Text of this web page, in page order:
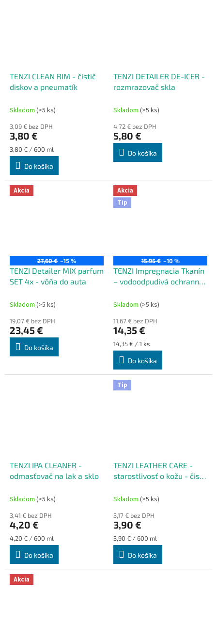
TENZI CLEAN RIM - čistič
diskov a pneumatík
Skladom (>5 ks)
3,09 € bez DPH
3,80 €
Jednotková
cena:
3,80 € / 600 ml
Do košíka
TENZI DETAILER DE-ICER -
rozmrazovač skla
Skladom (>5 ks)
4,72 € bez DPH
5,80 €
Do košíka
Akcia
27,60 € –15 %
TENZI Detailer MIX parfum
SET 4x - vôňa do auta
Skladom (>5 ks)
19,07 € bez DPH
23,45 €
Do košíka
Akcia
Tip
15,95 € –10 %
TENZI Impregnacia Tkanín
– vodoodpudivá ochranná
Skladom (>5 ks)
11,67 € bez DPH
14,35 €
Jednotková
cena:
14,35 € / 1 ks
Do košíka
TENZI IPA CLEANER -
odmasťovač na lak a sklo
Skladom (>5 ks)
3,41 € bez DPH
4,20 €
Jednotková
cena:
4,20 € / 600 ml
Do košíka
Tip
TENZI LEATHER CARE -
starostlivosť o kožu - čistí
čalúnenie
Skladom (>5 ks)
3,17 € bez DPH
3,90 €
Jednotková
cena:
3,90 € / 600 ml
Do košíka
Akcia